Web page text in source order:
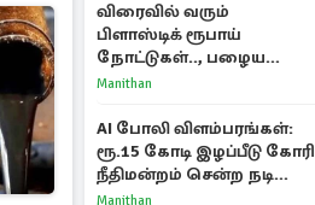
விரைவில் வரும்
பிளாஸ்டிக் ரூபாய்
நோட்டுகள்.., பழைய
காகித நோட்டுகள்
Manithan
AI போலி விளம்பரங்கள்:
ரூ.15 கோடி இழப்பீடு கோரி
நீதிமன்றம் சென்ற நடிகை
ஸ்ருதி ஹாசன்!
Manithan